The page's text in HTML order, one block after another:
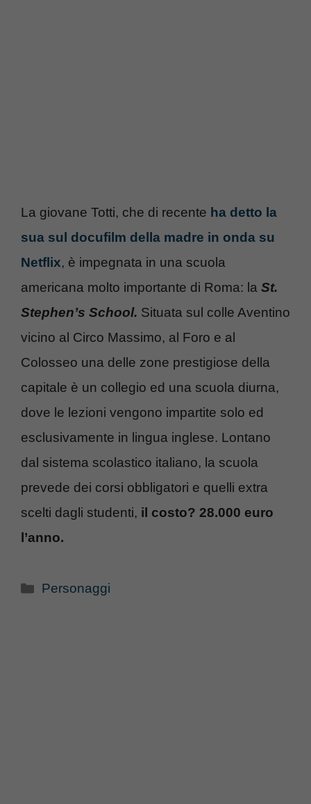
La giovane Totti, che di recente ha detto la
sua sul docufilm della madre in onda su
Netflix, è impegnata in una scuola
americana molto importante di Roma: la St.
Stephen’s School. Situata sul colle Aventino
vicino al Circo Massimo, al Foro e al
Colosseo una delle zone prestigiose della
capitale è un collegio ed una scuola diurna,
dove le lezioni vengono impartite solo ed
esclusivamente in lingua inglese. Lontano
dal sistema scolastico italiano, la scuola
prevede dei corsi obbligatori e quelli extra
scelti dagli studenti, il costo? 28.000 euro
l’anno.
Categorie
Personaggi